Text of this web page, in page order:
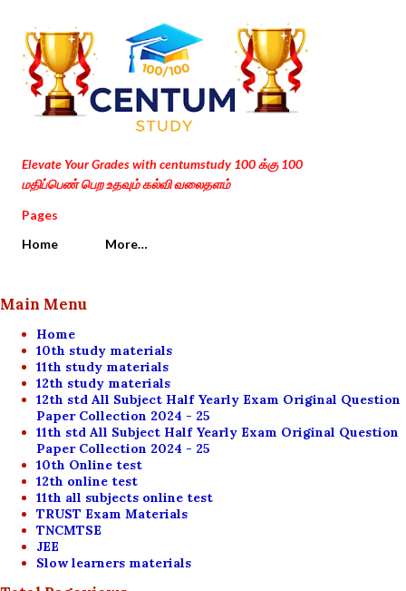
Skip to main content
Elevate Your Grades with centumstudy 100 க்கு 100
மதிப்பெண் பெற உதவும் கல்வி வலைதளம்
Pages
Home
More…
Main Menu
Home
10th study materials
11th study materials
12th study materials
12th std All Subject Half Yearly Exam Original Question
Paper Collection 2024 - 25
11th std All Subject Half Yearly Exam Original Question
Paper Collection 2024 - 25
10th Online test
12th online test
11th all subjects online test
TRUST Exam Materials
TNCMTSE
JEE
Slow learners materials